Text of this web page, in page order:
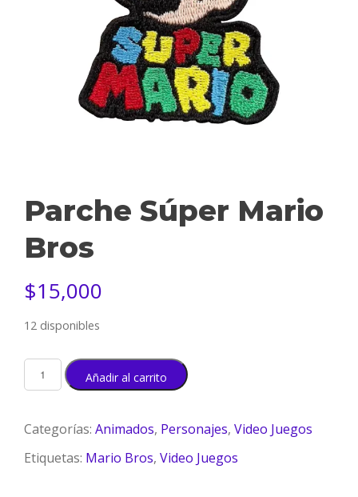
Parche Súper Mario
Bros
$15,000
12 disponibles
Añadir al carrito
Categorías: Animados, Personajes, Video Juegos
Etiquetas: Mario Bros, Video Juegos